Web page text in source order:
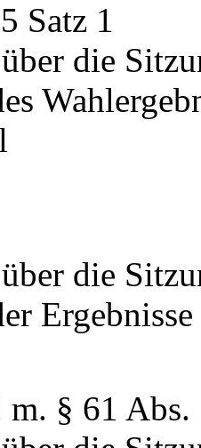
Satz 1
die
die
§ 61 Abs.